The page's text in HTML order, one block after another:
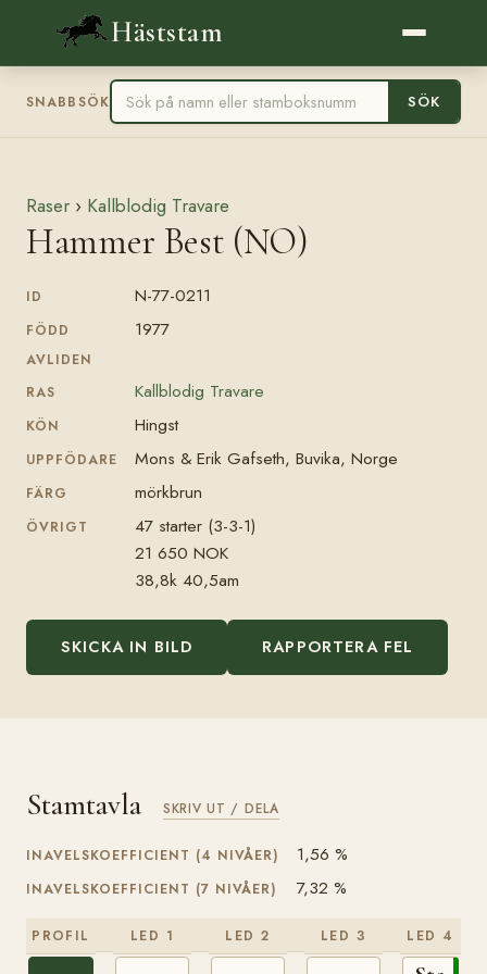
Häststam
SNABBSÖK SÖK
Raser › Kallblodig Travare
Hammer Best (NO)
ID N-77-0211
FÖDD 1977
AVLIDEN
RAS
Kallblodig Travare
KÖN Hingst
UPPFÖDARE Mons & Erik Gafseth, Buvika, Norge
FÄRG mörkbrun
ÖVRIGT
47 starter (3-3-1)
21 650 NOK
38,8k 40,5am
SKICKA IN BILD RAPPORTERA FEL
Stamtavla SKRIV UT / DELA
INAVELSKOEFFICIENT (4 NIVÅER) 1,56 %
INAVELSKOEFFICIENT (7 NIVÅER) 7,32 %
PROFIL LED 1 LED 2 LED 3 LED 4